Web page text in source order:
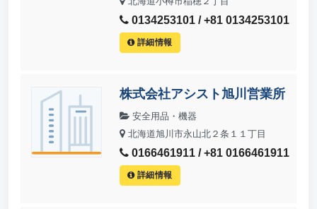
0134253101 / +81 0134253101
詳細情報
株式会社アシスト旭川営業所
安全用品・機器
北海道旭川市永山北２条１１丁目
0166461911 / +81 0166461911
詳細情報